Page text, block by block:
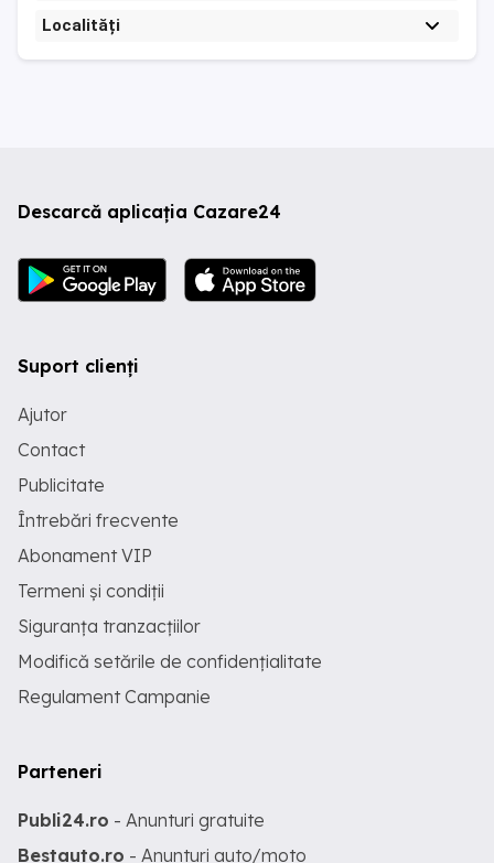
Localități
Descarcă aplicația Cazare24
Suport clienți
Ajutor
Contact
Publicitate
Întrebări frecvente
Abonament VIP
Termeni și condiții
Siguranța tranzacțiilor
Modifică setările de confidențialitate
Regulament Campanie
Parteneri
Publi24.ro - Anunturi gratuite
Bestauto.ro - Anunturi auto/moto